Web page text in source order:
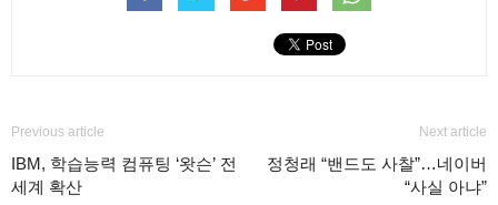
Previous article
IBM, 학습능력 컴퓨팅 ‘왓슨’ 전
세계 확산
Next article
정청래 “밴드도 사찰”…네이버
“사실 아냐”